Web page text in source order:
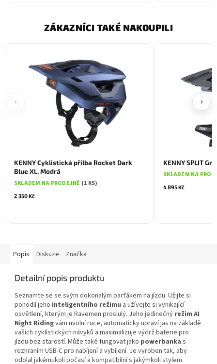
ZÁKAZNÍCI TAKÉ NAKOUPILI
‹
KENNY Cyklistická přilba Rocket Dark
Blue XL, Modrá
SKLADEM NA PRODEJNĚ (1 KS)
2 350 Kč
KENNY SPLIT
SKLADEM NA
4 895 Kč
›
Popis Diskuze Značka
Detailní popis produktu
Seznamte se se svým dokonalým parťákem na jízdu. Užijte si
pohodlí jeho inteligentního režimu a užívejte si vynikající
osvětlení, kterým je Ravemen proslulý. Jeho jedinečný režim AI
Night Ridingvám uvolní ruce, automaticky upraví jas na základě
vašich cyklistických návyků a maximalizuje výdrž baterie pro
jízdu bez starostí. Může také fungovat jako powerbanka s
rozhraním USB-C pro nabíjení a vybíjení. Je vyroben tak, aby
odolal jakémukoli počasí a kompatibilní s jakýmkoli stylem